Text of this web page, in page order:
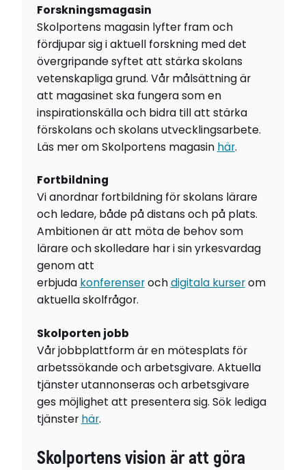
Forskningsmagasin
Skolportens magasin lyfter fram och
fördjupar sig i aktuell forskning med det
övergripande syftet att stärka skolans
vetenskapliga grund. Vår målsättning är
att magasinet ska fungera som en
inspirationskälla och bidra till att stärka
förskolans och skolans utvecklingsarbete.
Läs mer om Skolportens magasin här.
Fortbildning
Vi anordnar fortbildning för skolans lärare
och ledare, både på distans och på plats.
Ambitionen är att möta de behov som
lärare och skolledare har i sin yrkesvardag
genom att
erbjuda konferenserochdigitala kurserom
aktuella skolfrågor.
Skolporten jobb
Vår jobbplattform är en mötesplats för
arbetssökande och arbetsgivare. Aktuella
tjänster utannonseras och arbetsgivare
ges möjlighet att presentera sig. Sök lediga
tjänster här.
Skolportens vision är att göra